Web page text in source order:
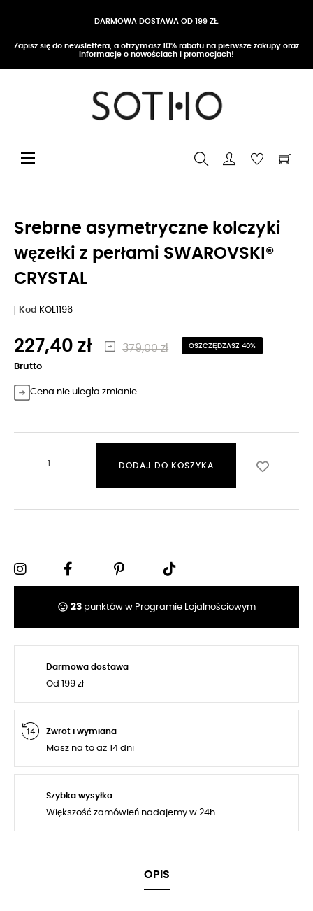
DARMOWA DOSTAWA OD 199 ZŁ
Zapisz się do newslettera, a otrzymasz 10% rabatu na pierwsze zakupy oraz
informacje o nowościach i promocjach!
Przełącz nawigację
☰
Srebrne asymetryczne kolczyki
węzełki z perłami SWAROVSKI®
CRYSTAL
Kod KOL1196
227,40 zł 379,00 zł OSZCZĘDZASZ 40%
Brutto
Cena nie uległa zmianie
DODAJ DO KOSZYKA
tag_faces 23 punktów w Programie Lojalnościowym
Darmowa dostawa
Od 199 zł
Zwrot i wymiana
Masz na to aż 14 dni
Szybka wysyłka
Większość zamówień nadajemy w 24h
OPIS